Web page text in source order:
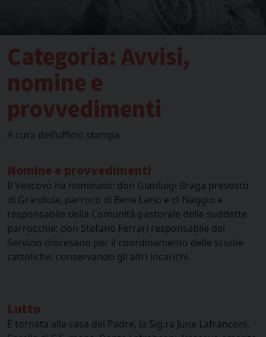
Categoria:Avvisi,
nomine e
provvedimenti
A cura dell’ufficio stampa
Nomine e provvedimenti
Il Vescovo ha nominato: don Gianluigi Braga prevosto
di Grandola, parroco di Bene Lario e di Naggio e
responsabile della Comunità pastorale delle suddette
parrocchie; don Stefano Ferrari responsabile del
Servizio diocesano per il coordinamento delle scuole
cattoliche, conservando gli altri incarichi.
Lutto
È tornata alla casa del Padre, la Sig.ra June Lafranconi,